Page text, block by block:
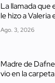
La llamada que
le hizo a Valeria
Ago. 3, 2026
Madre de
vio en la